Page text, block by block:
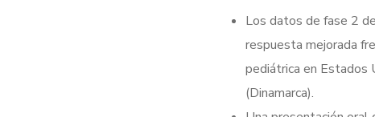
Los datos de fase 2
respuesta mejorada
pediátrica en Estados
(Dinamarca).